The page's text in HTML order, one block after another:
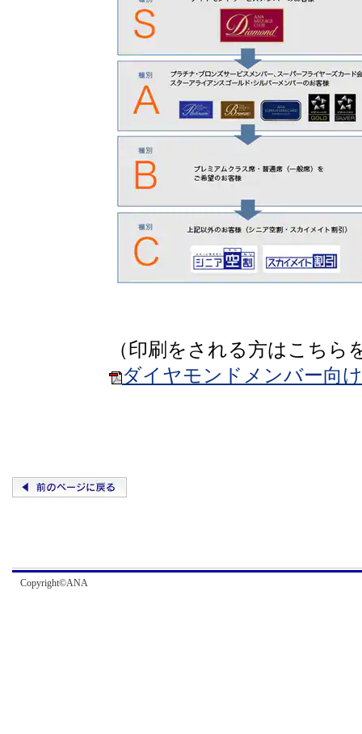
（印刷をされる方はこちら
ダイヤモンドメンバー向
Copyright©ANA